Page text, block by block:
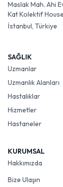
Maslak Mah. Ahi
Kat Kolektif House
İstanbul, Türkiye
SAĞLIK
Uzmanlar
Uzmanlık Alanları
Hastalıklar
Hizmetler
Hastaneler
KURUMSAL
Hakkımızda
Bize Ulaşın